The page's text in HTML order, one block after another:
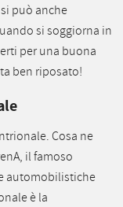
può anche
si soggiorna in
per una buona
ben riposato!
Cosa ne
il famoso
automobilistiche
è la